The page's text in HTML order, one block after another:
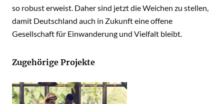
so robust erweist. Daher sind jetzt die Weichen zu stellen,
damit Deutschland auch in Zukunft eine offene
Gesellschaft für Einwanderung und Vielfalt bleibt.
Zugehörige Projekte